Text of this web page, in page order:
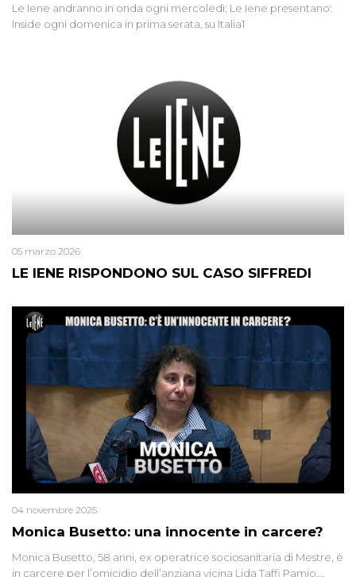
Le Iene andranno in onda ogni mercoledì; Le Iene presentano:
Inside ogni domenica in prima serata, su Italia1
LE IENE RISPONDONO SUL CASO SIFFREDI
05 marzo 2026
Monica Busetto: una innocente in carcere?
04 novembre 2025
Monica Busetto, 58 anni, ex operatrice sociosanitaria di Mestre, è
in carcere per l’omicidio dell’anziana vicina Lida Taffi Pamio,